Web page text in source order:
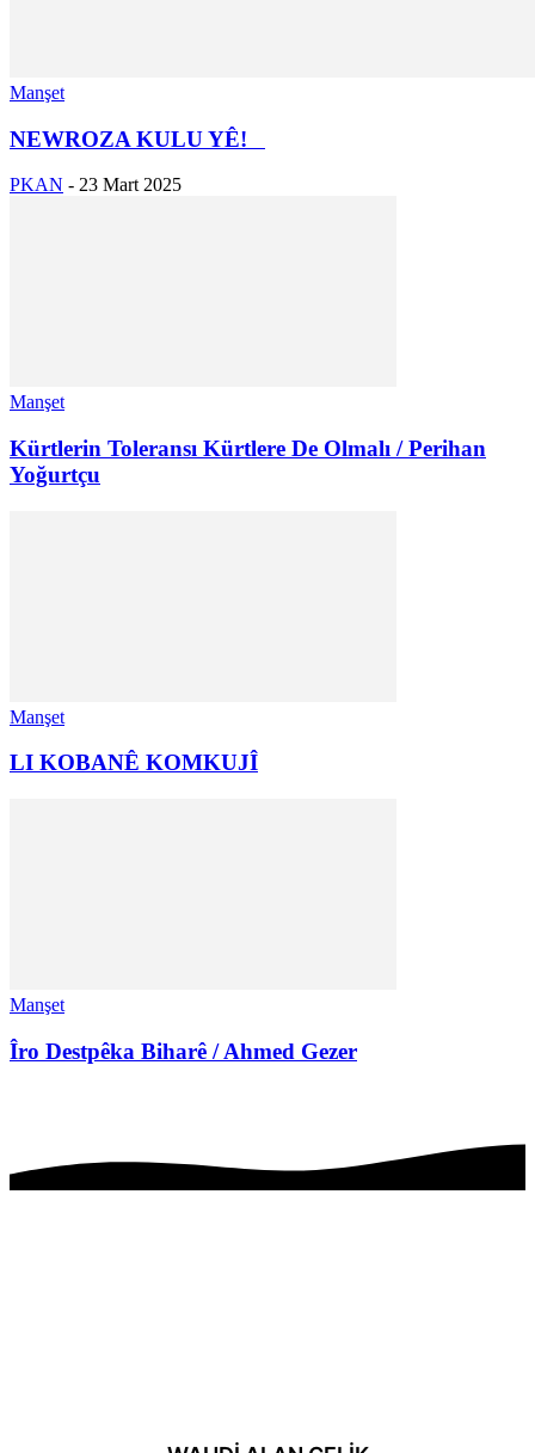
Manşet
NEWROZA KULU YÊ!
PKAN - 23 Mart 2025
Manşet
Kürtlerin Toleransı Kürtlere De Olmalı / Perihan
Yoğurtçu
Manşet
LI KOBANÊ KOMKUJÎ
Manşet
Îro Destpêka Biharê / Ahmed Gezer